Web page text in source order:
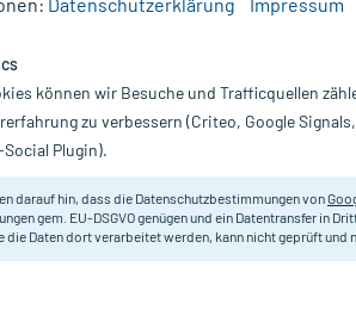
Blutzuckermessung
absteigend Produkte pro Seite:
können wir Besuche und Trafficquellen
zu verbessern (Criteo, Google
Plugin).
darauf hin, dass die Datenschutzbestimmungen von
gem. EU-DSGVO genügen und ein Datentransfer in
die Daten dort verarbeitet werden, kann nicht geprüft und